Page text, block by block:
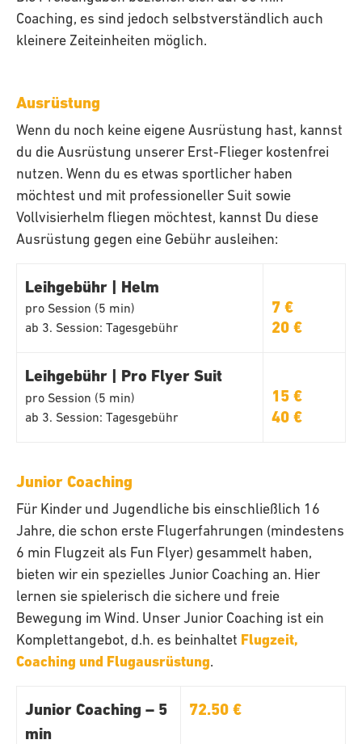
Coaching, es sind jedoch selbstverständlich auch
kleinere Zeiteinheiten möglich.
Ausrüstung
Wenn du noch keine eigene Ausrüstung hast, kannst
du die Ausrüstung unserer Erst-Flieger kostenfrei
nutzen. Wenn du es etwas sportlicher haben
möchtest und mit professioneller Suit sowie
Vollvisierhelm fliegen möchtest, kannst Du diese
Ausrüstung gegen eine Gebühr ausleihen:
Leihgebühr | Helm
pro Session (5 min)
ab 3. Session: Tagesgebühr
7 €
20 €
Leihgebühr | Pro Flyer Suit
pro Session (5 min)
ab 3. Session: Tagesgebühr
15 €
40 €
Junior Coaching
Für Kinder und Jugendliche bis einschließlich 16
Jahre, die schon erste Flugerfahrungen (mindestens
6 min Flugzeit als Fun Flyer) gesammelt haben,
bieten wir ein spezielles Junior Coaching an. Hier
lernen sie spielerisch die sichere und freie
Bewegung im Wind. Unser Junior Coaching ist ein
Komplettangebot, d.h. es beinhaltet Flugzeit,
Coaching und Flugausrüstung.
Junior Coaching – 5
min
72.50 €